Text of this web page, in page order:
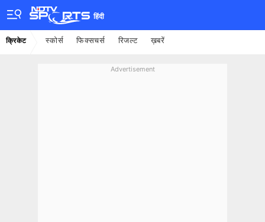
हिंदी
क्रिकेट स्कोर्स फिक्सचर्स रिजल्ट ख़बरें
Advertisement